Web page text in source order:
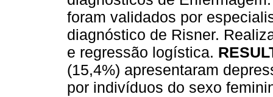
foram validados por
diagnóstico de Risner.
e regressão logística.
(15,4%) apresentaram
por indivíduos do sexo